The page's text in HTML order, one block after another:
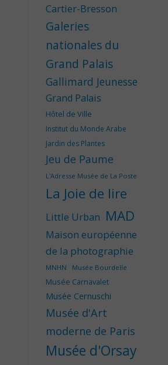
Cartier-Bresson
Galeries
nationales du
Grand Palais
Gallimard Jeunesse
Grand Palais
Hôtel de Ville
Institut du Monde Arabe
Jardin des Plantes
Jeu de Paume
L'Adresse Musée de La Poste
La Joie de lire
Little Urban MAD
Maison européenne
de la photographie
MNHN Musée Bourdelle
Musée Carnavalet
Musée Cernuschi
Musée d'Art
moderne de Paris
Musée d'Orsay